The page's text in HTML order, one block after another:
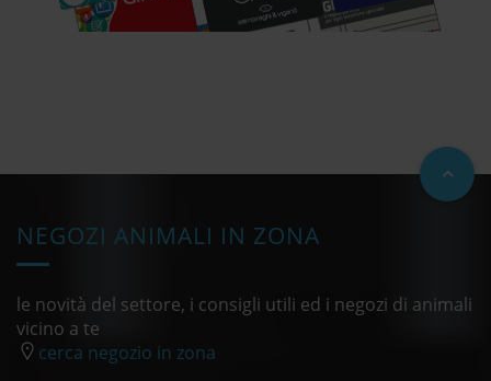
NEGOZI ANIMALI IN ZONA
le novità del settore, i consigli utili ed i negozi di animali
vicino a te
cerca negozio in zona